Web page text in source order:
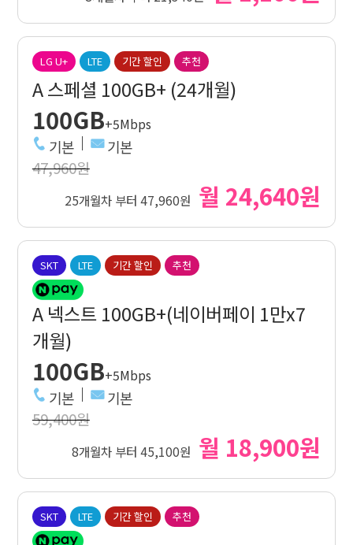
LG U+ LTE 기간 할인 추천
A 스페셜 100GB+ (24개월)
100GB+5Mbps
기본 기본
47,960원
25개월차 부터 47,960원 월 24,640원
SKT LTE 기간 할인 추천
A 넥스트 100GB+(네이버페이 1만x7
개월)
100GB+5Mbps
기본 기본
59,400원
8개월차 부터 45,100원 월 18,900원
SKT LTE 기간 할인 추천